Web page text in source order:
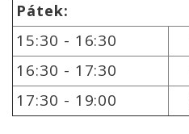
Pátek:
15:30 - 16:30
16:30 - 17:30
17:30 - 19:00